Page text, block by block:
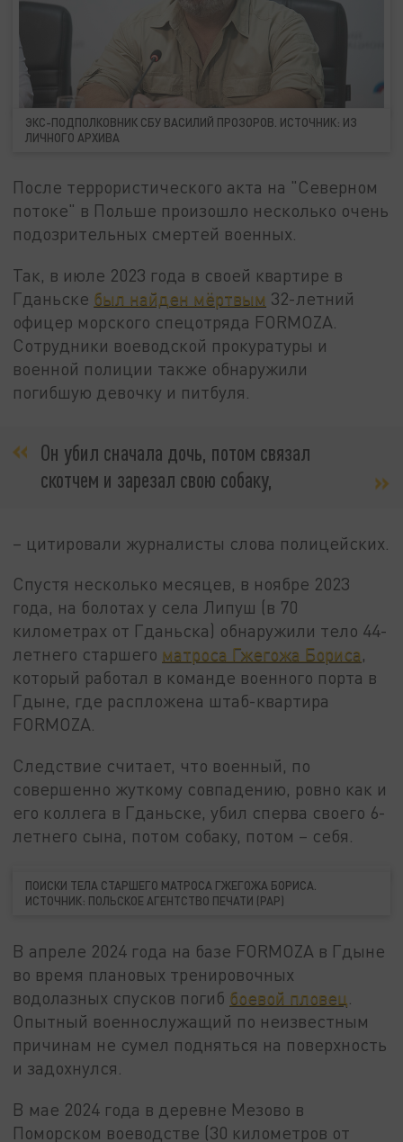
ЭКС-ПОДПОЛКОВНИК СБУ ВАСИЛИЙ ПРОЗОРОВ. ИСТОЧНИК: ИЗ
ЛИЧНОГО АРХИВА
После террористического акта на "Северном
потоке" в Польше произошло несколько очень
подозрительных смертей военных.
Так, в июле 2023 года в своей квартире в
Гданьске был найден мёртвым 32-летний
офицер морского спецотряда FORMOZA.
Сотрудники воеводской прокуратуры и
военной полиции также обнаружили
погибшую девочку и питбуля.
Он убил сначала дочь, потом связал
скотчем и зарезал свою собаку,
– цитировали журналисты слова полицейских.
Спустя несколько месяцев, в ноябре 2023
года, на болотах у села Липуш (в 70
километрах от Гданьска) обнаружили тело 44-
летнего старшего матроса Гжегожа Бориса,
который работал в команде военного порта в
Гдыне, где распложена штаб-квартира
FORMOZA.
Следствие считает, что военный, по
совершенно жуткому совпадению, ровно как и
его коллега в Гданьске, убил сперва своего 6-
летнего сына, потом собаку, потом – себя.
ПОИСКИ ТЕЛА СТАРШЕГО МАТРОСА ГЖЕГОЖА БОРИСА.
ИСТОЧНИК: ПОЛЬСКОЕ АГЕНТСТВО ПЕЧАТИ (PAP)
В апреле 2024 года на базе FORMOZA в Гдыне
во время плановых тренировочных
водолазных спусков погиб боевой пловец
Опытный военнослужащий по неизвестным
причинам не сумел подняться на поверхность
и задохнулся.
В мае 2024 года в деревне Мезово в
Поморском воеводстве (30 километров от